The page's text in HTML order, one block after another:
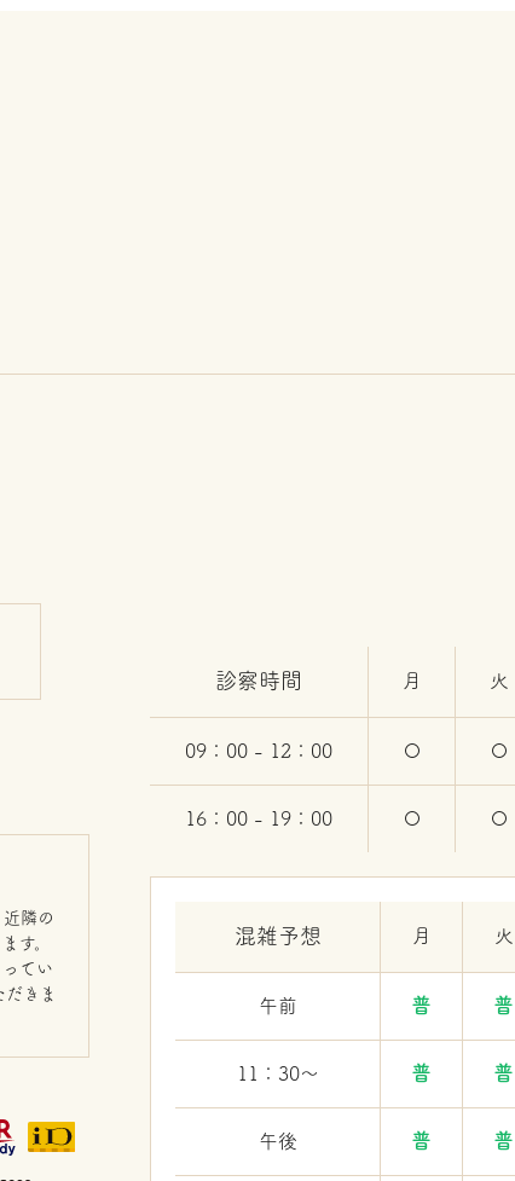
隣の
す。
てい
きま
診察時間 月 火
09：00 - 12：00
16：00 - 19：00
混雑予想 月 火
午前 普 普
11：30〜 普 普
午後 普 普